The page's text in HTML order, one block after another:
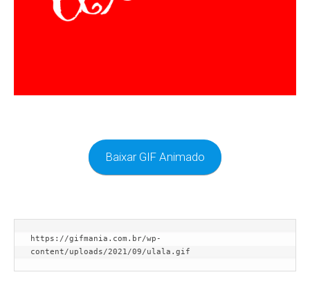
Baixar GIF Animado
https://gifmania.com.br/wp-
content/uploads/2021/09/ulala.gif